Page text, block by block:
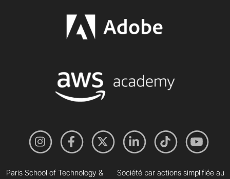
Paris School of Technology &
Société par actions simplifiée au